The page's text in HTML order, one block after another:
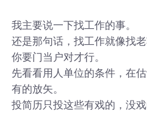
我主要说一下找工作的事。
还是那句话，找工作就像找老
你要门当户对才行。
先看看用人单位的条件，在
有的放矢。
投简历只投这些有戏的，没戏